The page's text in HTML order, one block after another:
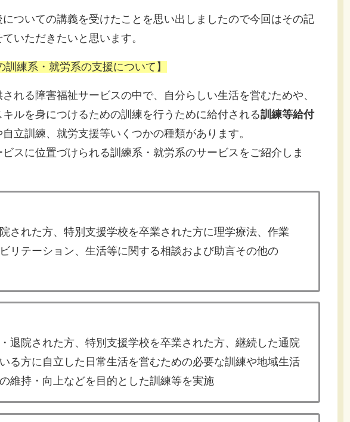
ついての講義を受けたことを思い出しましたので今回はその記
いただきたいと思います。
訓練系・就労系の支援について】
れる障害福祉サービスの中で、自分らしい生活を営むためや、
ルを身につけるための訓練を行うために給付される訓練等給付
立訓練、就労支援等いくつかの種類があります。
スに位置づけられる訓練系・就労系のサービスをご紹介しま
れた方、特別支援学校を卒業された方に理学療法、作業
テーション、生活等に関する相談および助言その他の
院された方、特別支援学校を卒業された方、継続した通院
方に自立した日常生活を営むための必要な訓練や地域生活
持・向上などを目的とした訓練等を実施